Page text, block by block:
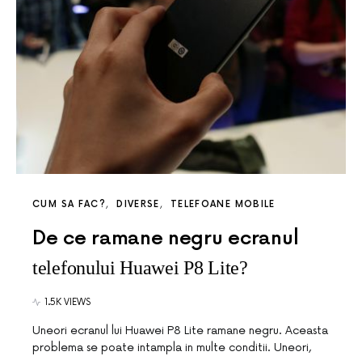
CUM SA FAC? DIVERSE TELEFOANE MOBILE
De ce ramane negru ecranul
telefonului Huawei P8 Lite?
1.5K VIEWS
Uneori ecranul lui Huawei P8 Lite ramane negru. Aceasta
problema se poate intampla in multe conditii. Uneori,